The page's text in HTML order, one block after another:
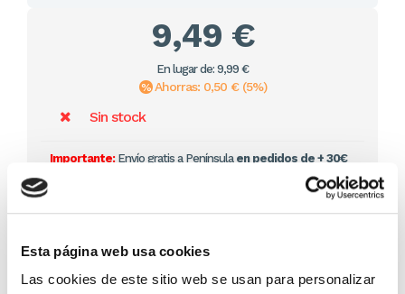
Esta página web usa cookies
Las cookies de este sitio web se usan para personalizar
9,49 €
En lugar de: 9,99 €
Ahorras: 0,50 € (5%)
Sin stock
Importante:Envío gratis a Península en pedidos de + 30€
Los que compraron este
producto, también